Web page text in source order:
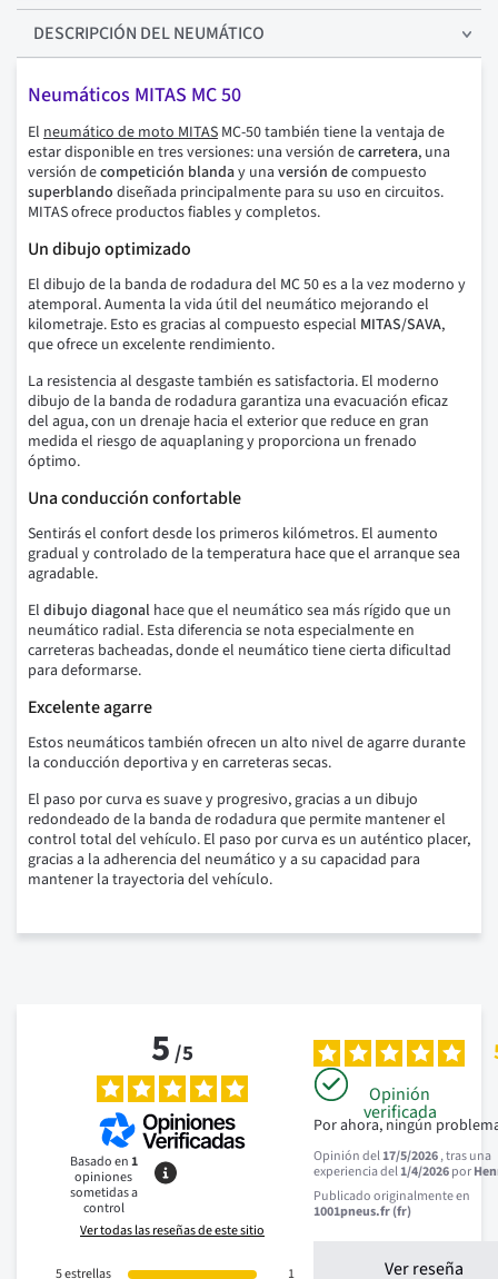
DESCRIPCIÓN DEL NEUMÁTICO
Neumáticos MITAS MC 50
El neumático de moto MITAS MC-50 también tiene la ventaja de
estar disponible en tres versiones: una versión decarretera, una
versión decompetición blanday una versión decompuesto
superblando diseñada principalmente para su uso en circuitos.
MITAS ofrece productos fiables y completos.
Un dibujo optimizado
El dibujo de la banda de rodadura del MC 50 es a la vez moderno y
atemporal. Aumenta la vida útil del neumático mejorando el
kilometraje. Esto es gracias al compuesto especial MITAS/SAVA,
que ofrece un excelente rendimiento.
La resistencia al desgaste también es satisfactoria. El moderno
dibujo de la banda de rodadura garantiza una evacuación eficaz
del agua, con un drenaje hacia el exterior que reduce en gran
medida el riesgo de aquaplaning y proporciona un frenado
óptimo.
Una conducción confortable
Sentirás el confort desde los primeros kilómetros. El aumento
gradual y controlado de la temperatura hace que el arranque sea
agradable.
El dibujo diagonal hace que el neumático sea más rígido que un
neumático radial. Esta diferencia se nota especialmente en
carreteras bacheadas, donde el neumático tiene cierta dificultad
para deformarse.
Excelente agarre
Estos neumáticos también ofrecen un alto nivel de agarre durante
la conducción deportiva y en carreteras secas.
El paso por curva es suave y progresivo, gracias a un dibujo
redondeado de la banda de rodadura que permite mantener el
control total del vehículo. El paso por curva es un auténtico placer,
gracias a la adherencia del neumático y a su capacidad para
mantener la trayectoria del vehículo.
5/5
Basado en1
opiniones
sometidas a
control
Ver todas las reseñas de este sitio
5estrellas 1
Opinión
verificada
Por ahora, ningún
Opinión del17/5/2026, tras una
experiencia del1/4/2026por
Publicado originalmente en
1001pneus.fr (fr)
Ver reseña